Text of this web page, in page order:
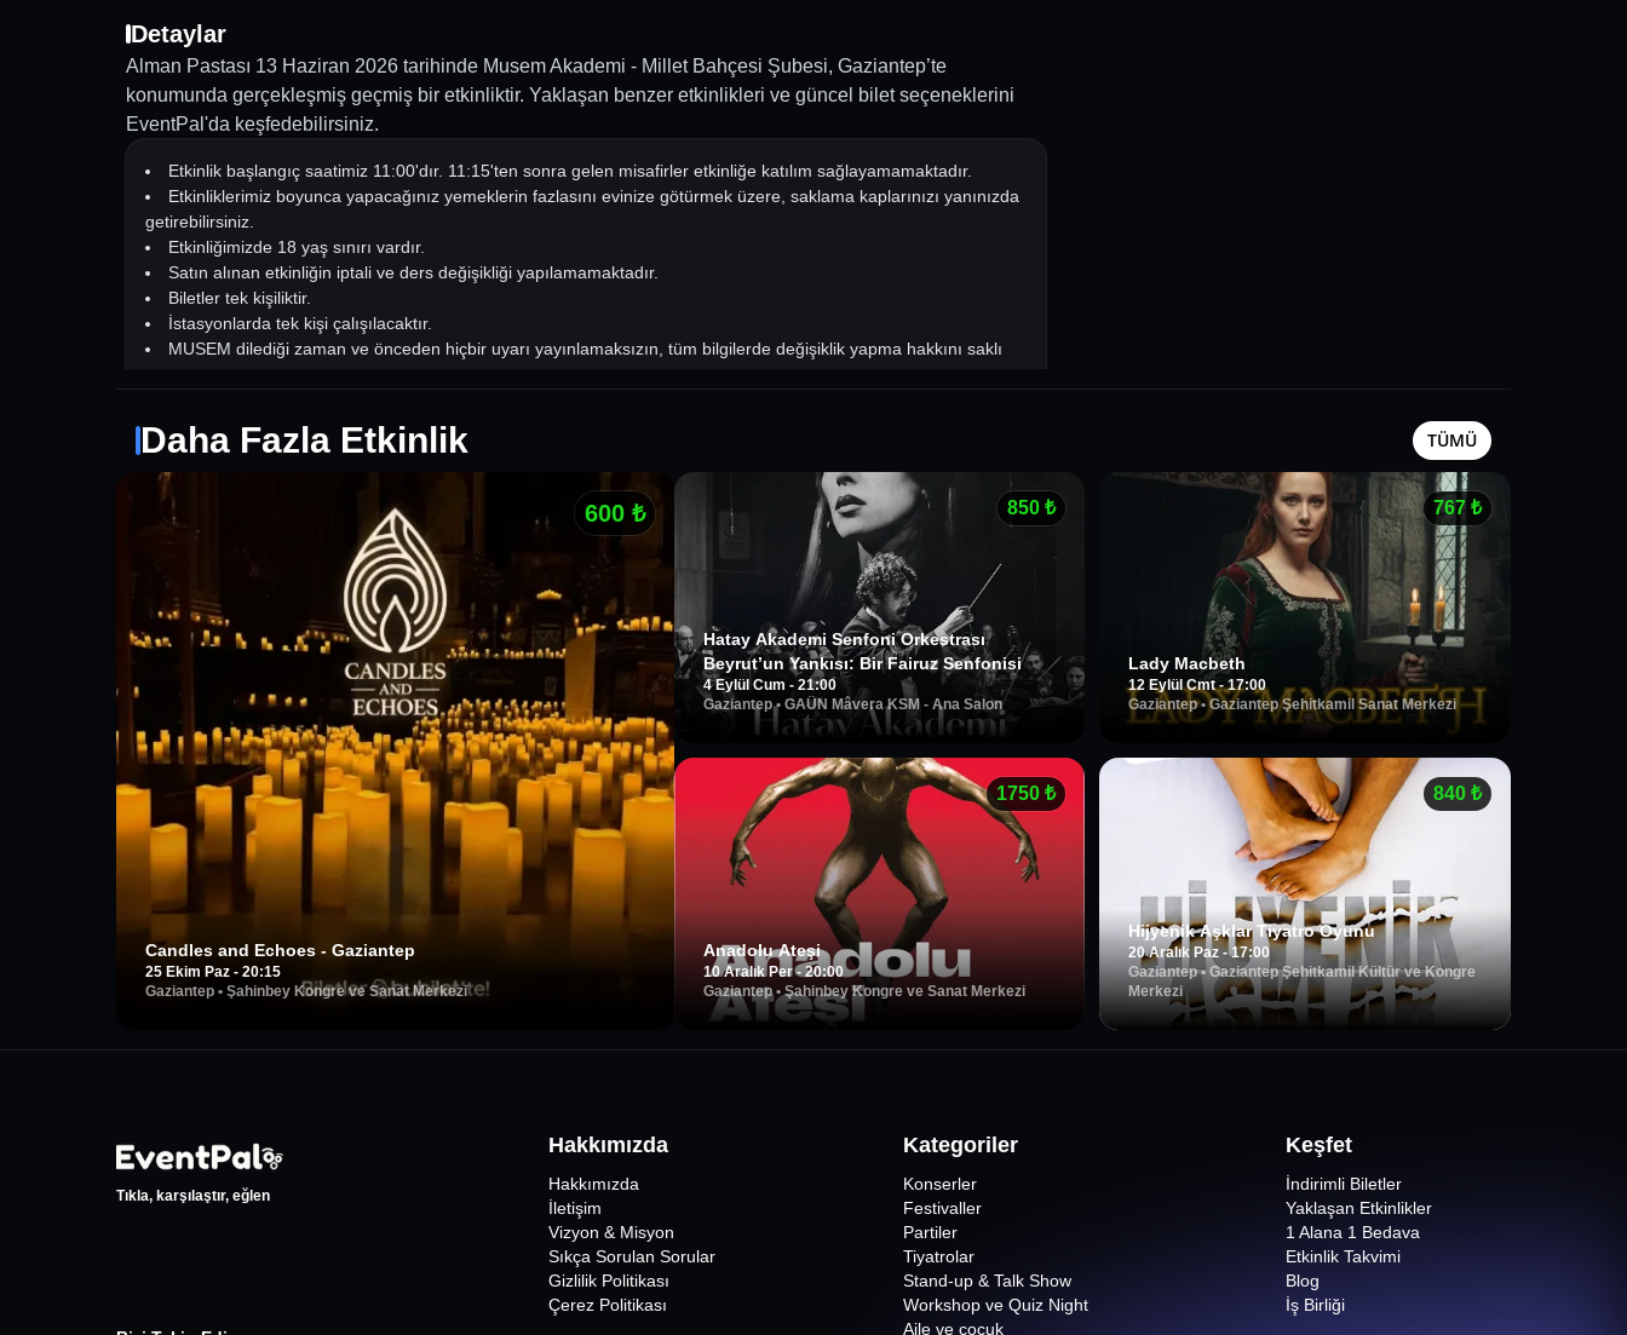
Detaylar
Alman Pastası 13 Haziran 2026 tarihinde Musem Akademi - Millet Bahçesi Şubesi, Gaziantep’te
konumunda gerçekleşmiş geçmiş bir etkinliktir. Yaklaşan benzer etkinlikleri ve güncel bilet seçeneklerini
EventPal'da keşfedebilirsiniz.
Etkinlik başlangıç saatimiz 11:00'dır. 11:15'ten sonra gelen misafirler etkinliğe katılım sağlayamamaktadır.
Etkinliklerimiz boyunca yapacağınız yemeklerin fazlasını evinize götürmek üzere, saklama kaplarınızı yanınızda
getirebilirsiniz.
Etkinliğimizde 18 yaş sınırı vardır.
Satın alınan etkinliğin iptali ve ders değişikliği yapılamamaktadır.
Biletler tek kişiliktir.
İstasyonlarda tek kişi çalışılacaktır.
MUSEM dilediği zaman ve önceden hiçbir uyarı yayınlamaksızın, tüm bilgilerde değişiklik yapma hakkını saklı
En az 4 kişi En fazla 8 kişidir.
Daha Fazla Etkinlik TÜMÜ
600₺
Candles and Echoes - Gaziantep
25 Ekim Paz - 20:15
Gaziantep • Şahinbey Kongre ve Sanat Merkezi
850 ₺
Hatay Akademi Senfoni Orkestrası
Beyrut’un Yankısı: Bir Fairuz Senfonisi
4 Eylül Cum - 21:00
Gaziantep• GAÜN Mâvera KSM - Ana Salon
767₺
Lady Macbeth
12 Eylül Cmt - 17:00
Gaziantep•Gaziantep Şehitkamil Sanat Merkezi
1750 ₺
Anadolu Ateşi
10 Aralık Per - 20:00
Gaziantep• Şahinbey Kongre ve Sanat Merkezi
840₺
Hijyenik Aşklar Tiyatro Oyunu
20 Aralık Paz - 17:00
Gaziantep•Gaziantep Şehitkamil Kültür ve Kongre
Merkezi
Tıkla, karşılaştır, eğlen
Hakkımızda
Hakkımızda
İletişim
Vizyon & Misyon
Sıkça Sorulan Sorular
Gizlilik Politikası
Çerez Politikası
Kategoriler
Konserler
Festivaller
Partiler
Tiyatrolar
Stand-up & Talk Show
Workshop ve Quiz Night
Aile ve çocuk
Keşfet
İndirimli Biletler
Yaklaşan Etkinlikler
1 Alana 1 Bedava
Etkinlik Takvimi
Blog
İş Birliği